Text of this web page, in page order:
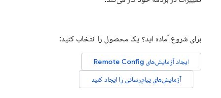
برای شروع آماده اید؟ یک محصول را انتخاب کنید:
ایجاد آزمایش‌های Remote Config
آزمایش‌های پیام‌رسانی را ایجاد کنید